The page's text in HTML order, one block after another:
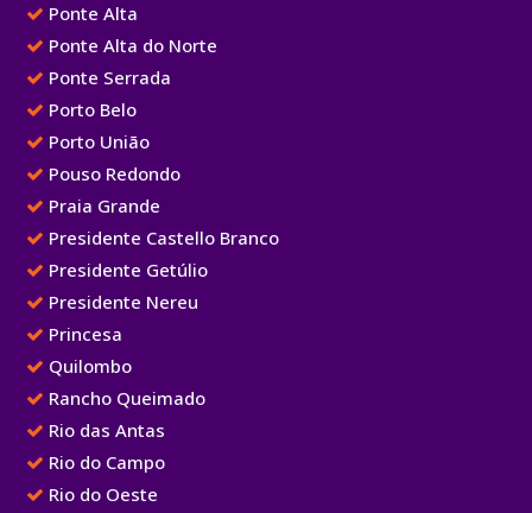
Ponte Alta
Ponte Alta do Norte
Ponte Serrada
Porto Belo
Porto União
Pouso Redondo
Praia Grande
Presidente Castello Branco
Presidente Getúlio
Presidente Nereu
Princesa
Quilombo
Rancho Queimado
Rio das Antas
Rio do Campo
Rio do Oeste